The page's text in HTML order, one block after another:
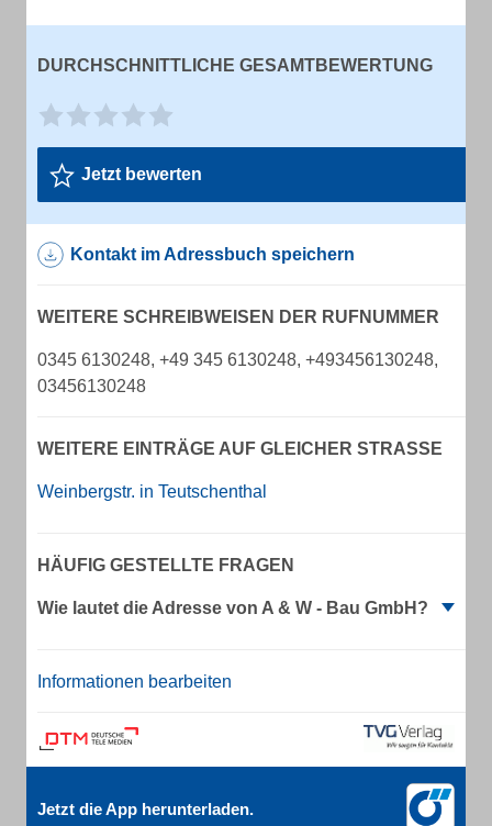
DURCHSCHNITTLICHE GESAMTBEWERTUNG
Jetzt bewerten
Kontakt im Adressbuch speichern
WEITERE SCHREIBWEISEN DER RUFNUMMER
0345 6130248, +49 345 6130248, +493456130248,
03456130248
WEITERE EINTRÄGE AUF GLEICHER STRASSE
Weinbergstr. in Teutschenthal
HÄUFIG GESTELLTE FRAGEN
Wie lautet die Adresse von A & W - Bau GmbH?
Informationen bearbeiten
Jetzt die App herunterladen.